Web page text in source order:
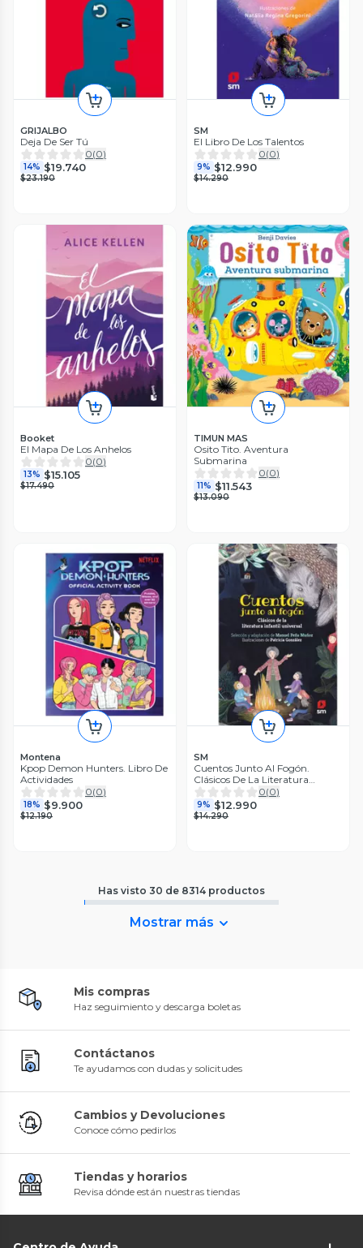
GRIJALBO
Deja De Ser Tú
0(0)
14% $19.740
$23.190
SM
El Libro De Los Talentos
0(0)
9% $12.990
$14.290
Booket
El Mapa De Los Anhelos
0(0)
13% $15.105
$17.490
TIMUN MAS
Osito Tito. Aventura
Submarina
0(0)
11% $11.543
$13.090
Montena
Kpop Demon Hunters. Libro De
Actividades
0(0)
18% $9.900
$12.190
SM
Cuentos Junto Al Fogón.
Clásicos De La Literatura
Infantil Universal
0(0)
9% $12.990
$14.290
Has visto 30 de 8314 productos
Mostrar más
Mis compras
Haz seguimiento y descarga boletas
Contáctanos
Te ayudamos con dudas y solicitudes
Cambios y Devoluciones
Conoce cómo pedirlos
Tiendas y horarios
Revisa dónde están nuestras tiendas